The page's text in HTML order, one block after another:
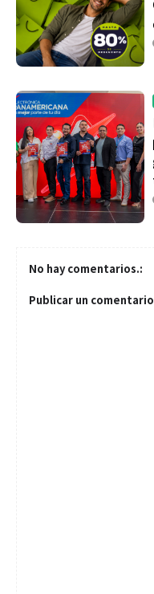
No hay comentarios.:
Publicar un comentario